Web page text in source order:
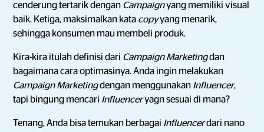
cenderung tertarik dengan Campaignyang memiliki visual
baik. Ketiga, maksimalkan kata copyyang menarik,
sehingga konsumen mau membeli produk.
Kira-kira itulah definisi dari Campaign Marketingdan
bagaimana cara optimasinya. Anda ingin melakukan
Campaign Marketingdengan menggunakan Influencer,
tapi bingung mencari Influenceryagn sesuai di mana?
Tenang, Anda bisa temukan berbagai Influencerdari nano